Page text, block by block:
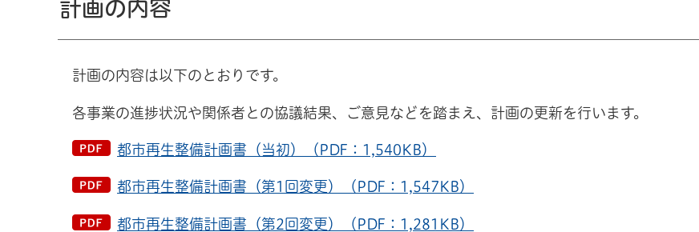
計画の内容
計画の内容は以下のとおりです。
各事業の進捗状況や関係者との協議結果、ご意見などを踏まえ、計画の更新を行います。
都市再生整備計画書（当初）（PDF：1,540KB）
都市再生整備計画書（第1回変更）（PDF：1,547KB）
都市再生整備計画書（第2回変更）（PDF：1,281KB）